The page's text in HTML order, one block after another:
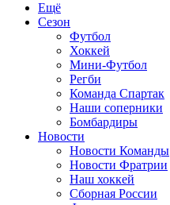
Ещё
Сезон
Футбол
Хоккей
Мини-Футбол
Регби
Команда Спартак
Наши соперники
Бомбардиры
Новости
Новости Команды
Новости Фратрии
Наш хоккей
Сборная России